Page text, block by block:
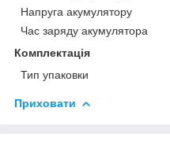
Напруга акумулятору
Час заряду акумулятора
Комплектація
Тип упаковки
Приховати